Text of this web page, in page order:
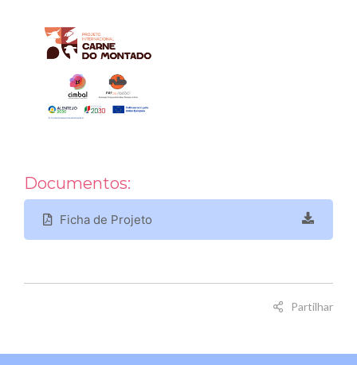
Documentos:
Ficha de Projeto
Partilhar